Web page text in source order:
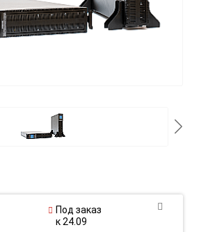
Под заказ
к 24.09